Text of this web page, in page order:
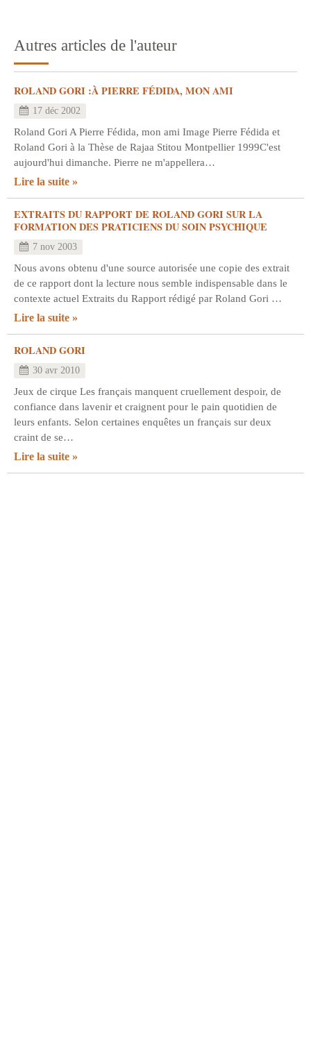
Autres articles de l'auteur
ROLAND GORI :À PIERRE FÉDIDA, MON AMI
17 déc 2002
Roland Gori A Pierre Fédida, mon ami Image Pierre Fédida et
Roland Gori à la Thèse de Rajaa Stitou Montpellier 1999C'est
aujourd'hui dimanche. Pierre ne m'appellera…
Lire la suite
EXTRAITS DU RAPPORT DE ROLAND GORI SUR LA
FORMATION DES PRATICIENS DU SOIN PSYCHIQUE
7 nov 2003
Nous avons obtenu d'une source autorisée une copie des extrait
de ce rapport dont la lecture nous semble indispensable dans le
contexte actuel Extraits du Rapport rédigé par Roland Gori …
Lire la suite
ROLAND GORI
30 avr 2010
Jeux de cirque Les français manquent cruellement despoir, de
confiance dans lavenir et craignent pour le pain quotidien de
leurs enfants. Selon certaines enquêtes un français sur deux
craint de se…
Lire la suite